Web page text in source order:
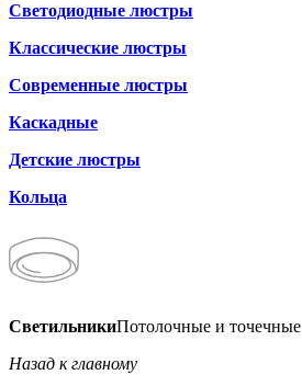
Светодиодные люстры
Классические люстры
Современные люстры
Каскадные
Детские люстры
Кольца
СветильникиПотолочные и точечные
Назад к главному